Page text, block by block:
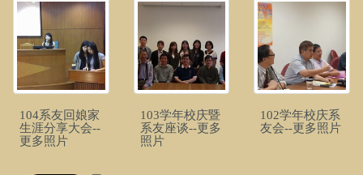
104系友回娘家
生涯分享大会--
更多照片
103学年校庆暨
系友座谈--更多
照片
102学年校庆系
友会--更多照片